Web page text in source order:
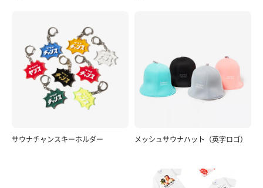
サウナチャンスキーホルダー メッシュサウナハット（英字ロゴ）